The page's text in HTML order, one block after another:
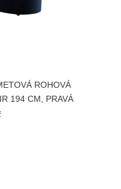
ROHOVÁ
194 CM, PRAVÁ